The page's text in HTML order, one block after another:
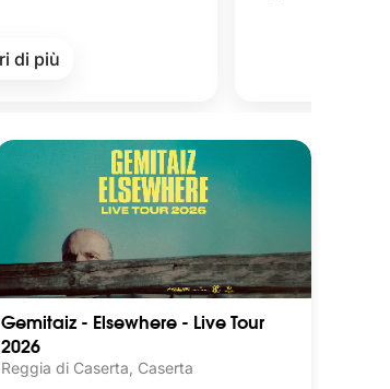
Gemitaiz - Elsewhere - Live Tour
2026
Reggia di Caserta, Caserta